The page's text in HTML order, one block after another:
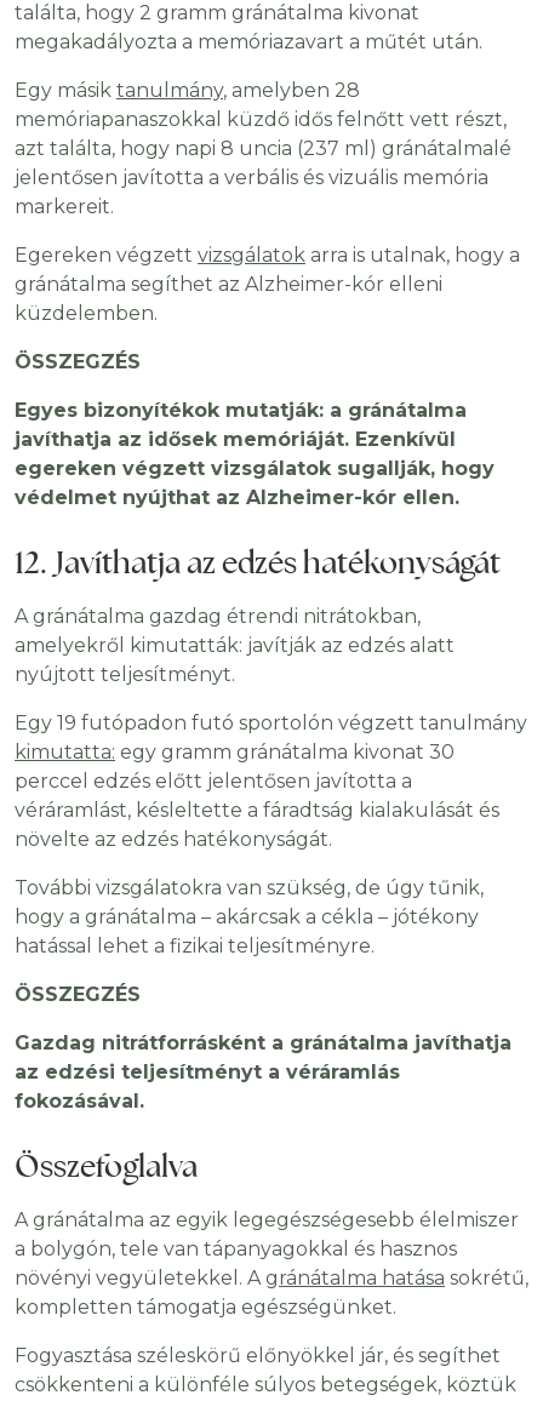
találta, hogy 2 gramm gránátalma kivonat
megakadályozta a memóriazavart a műtét után.
Egy másik tanulmány, amelyben 28
memóriapanaszokkal küzdő idős felnőtt vett részt,
azt találta, hogy napi 8 uncia (237 ml) gránátalmalé
jelentősen javította a verbális és vizuális memória
markereit.
Egereken végzett vizsgálatok arra is utalnak, hogy a
gránátalma segíthet az Alzheimer-kór elleni
küzdelemben.
ÖSSZEGZÉS
Egyes bizonyítékok mutatják: a gránátalma
javíthatja az idősek memóriáját. Ezenkívül
egereken végzett vizsgálatok sugallják, hogy
védelmet nyújthat az Alzheimer-kór ellen.
12. Javíthatja az edzés hatékonyságát
A gránátalma gazdag étrendi nitrátokban,
amelyekről kimutatták: javítják az edzés alatt
nyújtott teljesítményt.
Egy 19 futópadon futó sportolón végzett tanulmány
kimutatta: egy gramm gránátalma kivonat 30
perccel edzés előtt jelentősen javította a
véráramlást, késleltette a fáradtság kialakulását és
növelte az edzés hatékonyságát.
További vizsgálatokra van szükség, de úgy tűnik,
hogy a gránátalma – akárcsak a cékla – jótékony
hatással lehet a fizikai teljesítményre.
ÖSSZEGZÉS
Gazdag nitrátforrásként a gránátalma javíthatja
az edzési teljesítményt a véráramlás
fokozásával.
Összefoglalva
A gránátalma az egyik legegészségesebb élelmiszer
a bolygón, tele van tápanyagokkal és hasznos
növényi vegyületekkel. Agránátalma hatása sokrétű,
kompletten támogatja egészségünket.
Fogyasztása széleskörű előnyökkel jár, és segíthet
csökkenteni a különféle súlyos betegségek, köztük